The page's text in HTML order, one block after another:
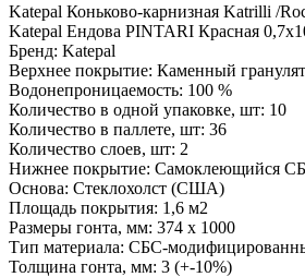
Katepal Коньково-карнизная Katrilli /
Katepal Ендова PINTARI Красная
Бренд: Katepal
Верхнее покрытие: Каменный
Водонепроницаемость: 100 %
Количество в одной упаковке, шт: 10
Количество в паллете, шт: 36
Количество слоев, шт: 2
Нижнее покрытие: Самоклеющийся
Основа: Стеклохолст (США)
Площадь покрытия: 1,6 м2
Размеры гонта, мм: 374 х 1000
Тип материала: СБС-
Толщина гонта, мм: 3 (+-10%)